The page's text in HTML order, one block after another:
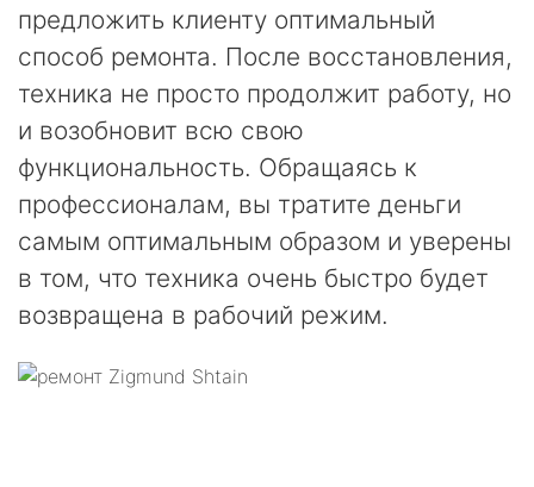
предложить клиенту оптимальный
способ ремонта. После восстановления,
техника не просто продолжит работу, но
и возобновит всю свою
функциональность. Обращаясь к
профессионалам, вы тратите деньги
самым оптимальным образом и уверены
в том, что техника очень быстро будет
возвращена в рабочий режим.